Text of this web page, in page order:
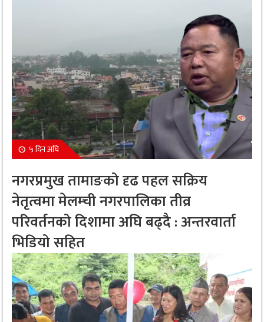
५ दिन अघि
नगरप्रमुख तामाङको दृढ पहल सक्रिय
नेतृत्वमा मेलम्ची नगरपालिका तीव्र
परिवर्तनको दिशामा अघि बढ्दै : अन्तरवार्ता
भिडियो सहित